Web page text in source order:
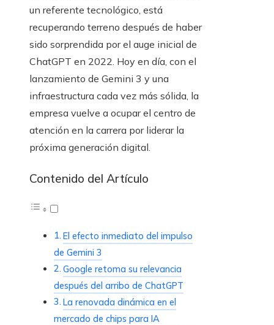
un referente tecnológico, está
recuperando terreno después de haber
sido sorprendida por el auge inicial de
ChatGPT en 2022. Hoy en día, con el
lanzamiento de Gemini 3 y una
infraestructura cada vez más sólida, la
empresa vuelve a ocupar el centro de
atención en la carrera por liderar la
próxima generación digital.
Contenido del Artículo
El efecto inmediato del impulso
de Gemini 3
Google retoma su relevancia
después del arribo de ChatGPT
La renovada dinámica en el
mercado de chips para IA